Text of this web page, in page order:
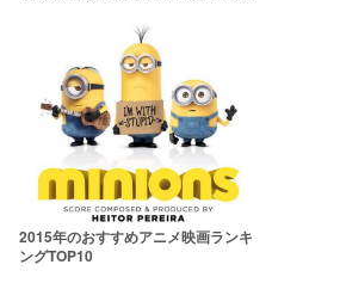
2015年のおすすめアニメ映画ランキ
ングTOP10